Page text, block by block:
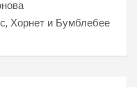
Хорнет и Бумблебее